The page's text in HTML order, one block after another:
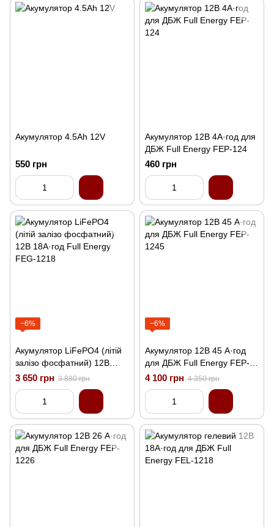
Акумулятор 4.5Аh 12V
550 грн
Акумулятор 12В 4А·год для
ДБЖ Full Energy FEP-124
460 грн
−6%
Акумулятор LiFePO4 (літій
залізо фосфатний) 12В
18А·год Full Energy FEG-
1218
3 650 грн 3 880 грн
−6%
Акумулятор 12В 45 А·год
для ДБЖ Full Energy FEP-
1245
4 100 грн 4 350 грн